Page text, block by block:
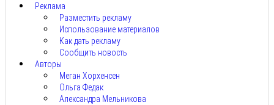
Реклама
Разместить рекламу
Использование материалов
Как дать рекламу
Сообщить новость
Авторы
Меган Хорхенсен
Ольга Федак
Александра Мельникова